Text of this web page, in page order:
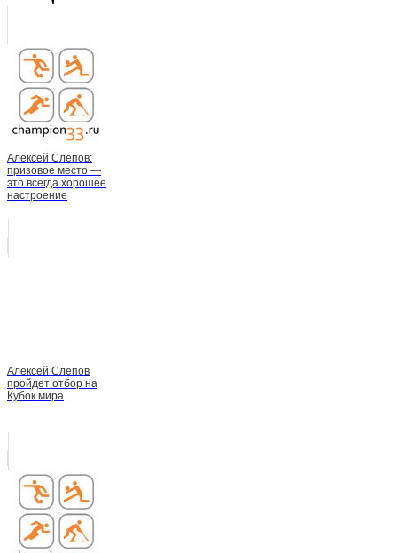
Алексей Слепов:
призовое место —
это всегда хорошее
настроение
Алексей Слепов
пройдет отбор на
Кубок мира